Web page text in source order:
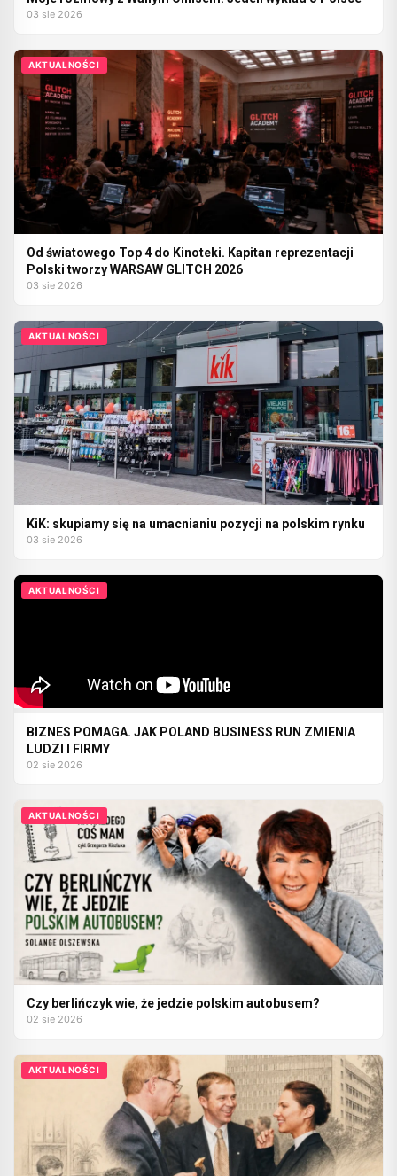
03 sie 2026
AKTUALNOŚCI
Od światowego Top 4 do Kinoteki. Kapitan reprezentacji
Polski tworzy WARSAW GLITCH 2026
03 sie 2026
AKTUALNOŚCI
KiK: skupiamy się na umacnianiu pozycji na polskim rynku
03 sie 2026
AKTUALNOŚCI
BIZNES POMAGA. JAK POLAND BUSINESS RUN ZMIENIA
LUDZI I FIRMY
02 sie 2026
AKTUALNOŚCI
Czy berlińczyk wie, że jedzie polskim autobusem?
02 sie 2026
AKTUALNOŚCI